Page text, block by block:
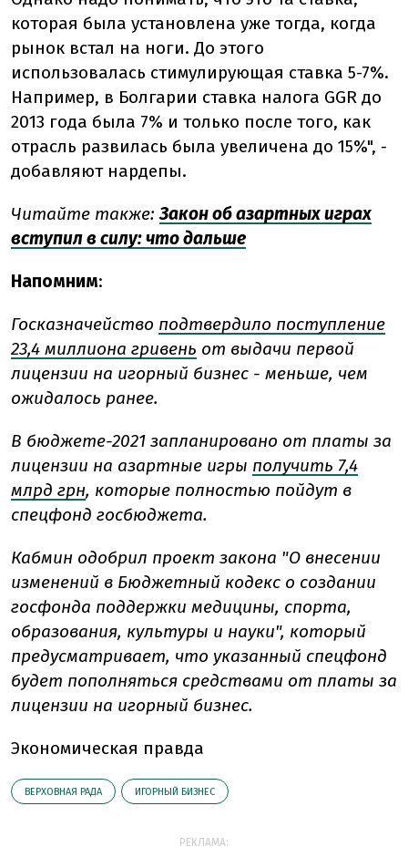
которая была установлена ​​уже тогда, когда
рынок встал на ноги. До этого
использовалась стимулирующая ставка 5-7%.
Например, в Болгарии ставка налога GGR до
2013 года была 7% и только после того, как
отрасль развилась была увеличена до 15%", -
добавляют нардепы.
Читайте также:Закон об азартных играх
вступил в силу: что дальше
Напомним:
Госказначейство подтвердило поступление
23,4 миллиона гривень от выдачи первой
лицензии на игорный бизнес - меньше, чем
ожидалось ранее.
В бюджете-2021 запланировано от платы за
лицензии на азартные игры получить 7,4
млрд грн, которые полностью пойдут в
спецфонд госбюджета.
Кабмин одобрил проект закона "О внесении
изменений в Бюджетный кодекс о создании
госфонда поддержки медицины, спорта,
образования, культуры и науки", который
предусматривает, что указанный спецфонд
будет пополняться средствами от платы за
лицензии на игорный бизнес.
Экономическая правда
ВЕРХОВНАЯ РАДА ИГОРНЫЙ БИЗНЕС
РЕКЛАМА: